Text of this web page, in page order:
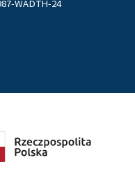
WADTH-24